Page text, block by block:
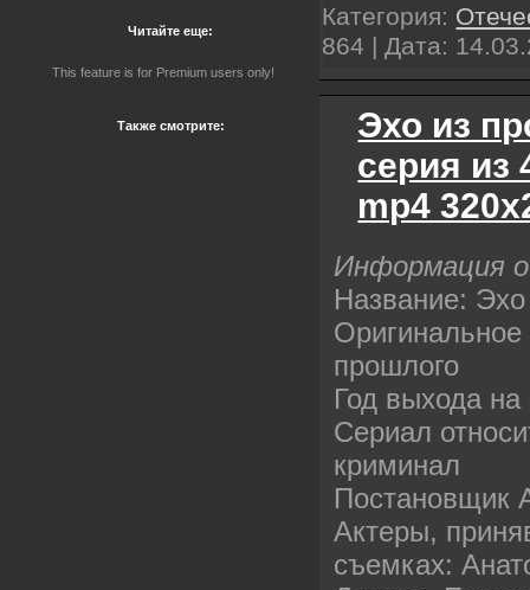
Читайте еще:
This feature is for Premium users only!
Также смотрите:
Категория:
864 | Дата:
Эхо из
серия из
mp4
Информация
Название:
прошлого
Год выхода на
Сериал
криминал
Постановщик
Актеры,
съемках: